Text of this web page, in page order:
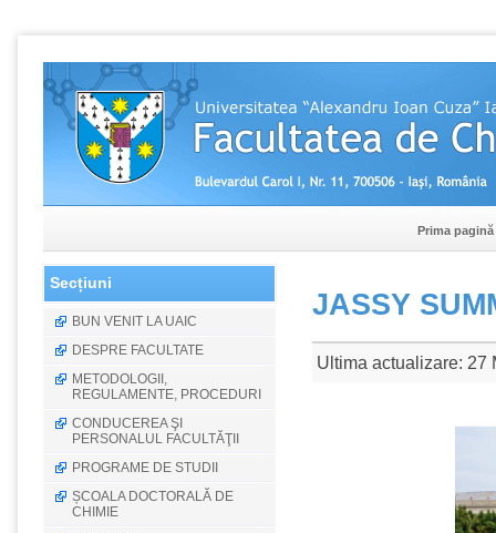
Prima pagină
Secțiuni
BUN VENIT LA UAIC
DESPRE FACULTATE
METODOLOGII,
REGULAMENTE, PROCEDURI
CONDUCEREA ŞI
PERSONALUL FACULTĂŢII
PROGRAME DE STUDII
ȘCOALA DOCTORALĂ DE
CHIMIE
JASSY
Ultima actualizare: 27